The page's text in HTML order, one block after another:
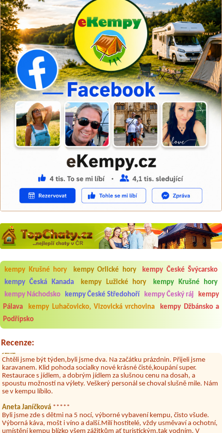
kempy Krušné hory kempy Orlické hory
kempy České Švýcarsko
kempy Česká Kanada
kempy Lužické hory
kempy Krušné hory
kempy Náchodsko
kempy České Středohoří kempy Český ráj
kempy
Pálava
kempy Luhačovicko, Vizovická vrchovina
kempy Džbánsko a
Podřípsko
Recenze:
Aneta Melicharová
***
Byli jsme zde v týdnu od 25.7. do 1.8. 2026. Kemp jako takový je pěkný.
V umývárně i na WC bylo vždy čisto, doplněný papír i utěrky, což při
restaurace, kebab a další občerstvení. Co nás ale velice zklamalo byl
celodenní hluk z repráků u stanů a absolutní bezohlednost ostatních
ubytovaných. Přes den jsem si připadala jak na pouti- z každého koutu
Chtěli jsme být týden,byli jsme dva. Na začátku prázdnin. Přijeli jsme
karavanem. Klid pohoda socialky nové krásné čisté,koupání super.
Restaurace s jídlem, a dobrým jídlem za slušnou cenu na dosah, a
spoustu možností na výlety. Veškerý personál se choval slušně mile. Nám
se v kempu líbilo.
Aneta Janíčková *****
Byli jsme zde s dětmi na 5 nocí, výborné vybavení kempu, čisto všude.
Výborná káva, mošt i víno a další.Milí hostitelé, vždy usměvaví a ochotní,
umístění kempu blízko všem zážitkům ať turistickým,tak vodním. V